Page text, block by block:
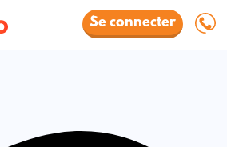
Se connecter